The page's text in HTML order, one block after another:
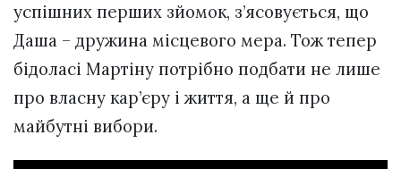
успішних перших зйомок, з’ясовується, що
Даша – дружина місцевого мера. Тож тепер
бідоласі Мартіну потрібно подбати не лише
про власну кар’єру і життя, а ще й про
майбутні вибори.